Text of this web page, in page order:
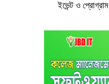
ইভেন্ট ও প্রোগ্রাম